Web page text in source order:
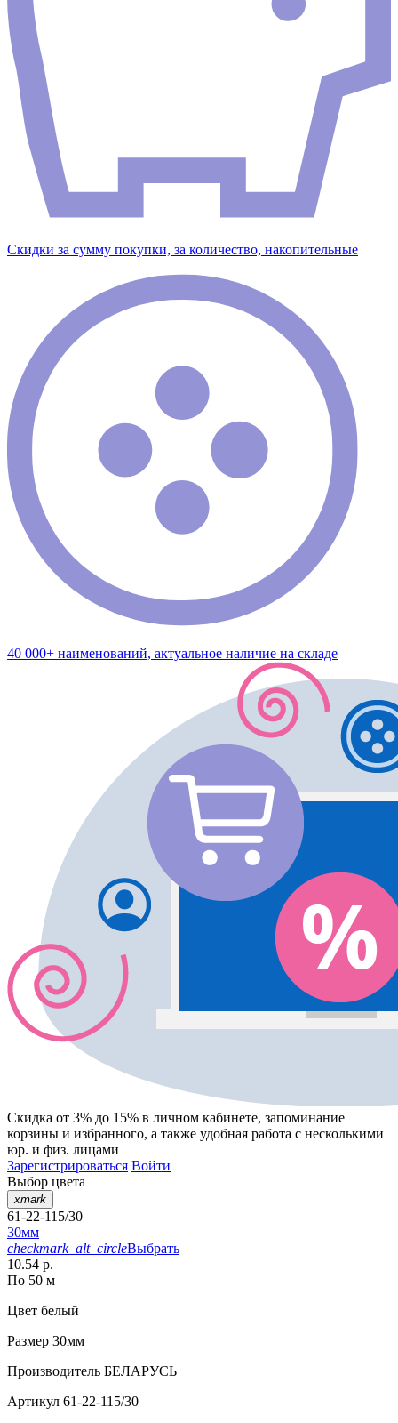
Скидки за сумму покупки, за количество, накопительные
40 000+ наименований, актуальное наличие на складе
Скидка от 3% до 15% в личном кабинете, запоминание
корзины и избранного, а также удобная работа с несколькими
юр. и физ. лицами
Зарегистрироваться Войти
Выбор цвета
xmark
61-22-115/30
30мм
checkmark_alt_circleВыбрать
10.54 р.
По 50 м
Цвет белый
Размер 30мм
Производитель БЕЛАРУСЬ
Артикул 61-22-115/30